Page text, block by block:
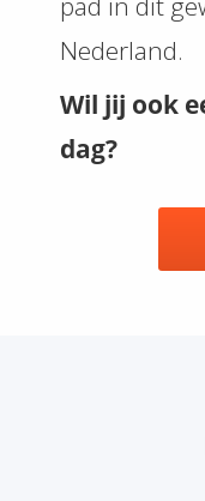
Nederland.
Wil jij ook
dag?